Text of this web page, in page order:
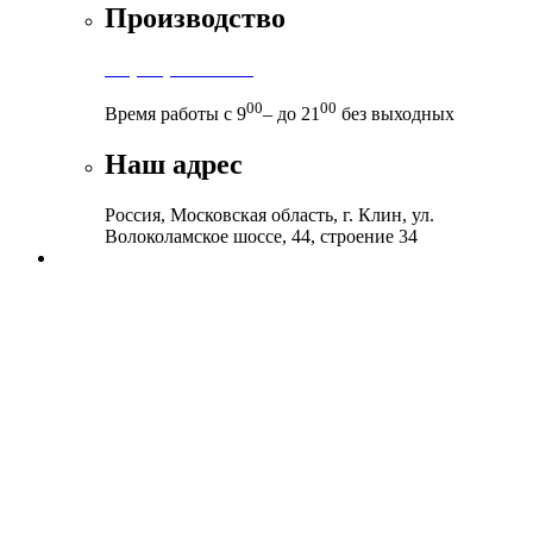
Производство
Время работы с 900– до 21 00 без выходных
Наш адрес
Россия, Московская область, г. Клин, ул.
Волоколамское шоссе, 44, строение 34